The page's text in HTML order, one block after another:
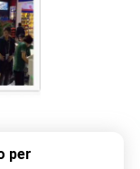
per